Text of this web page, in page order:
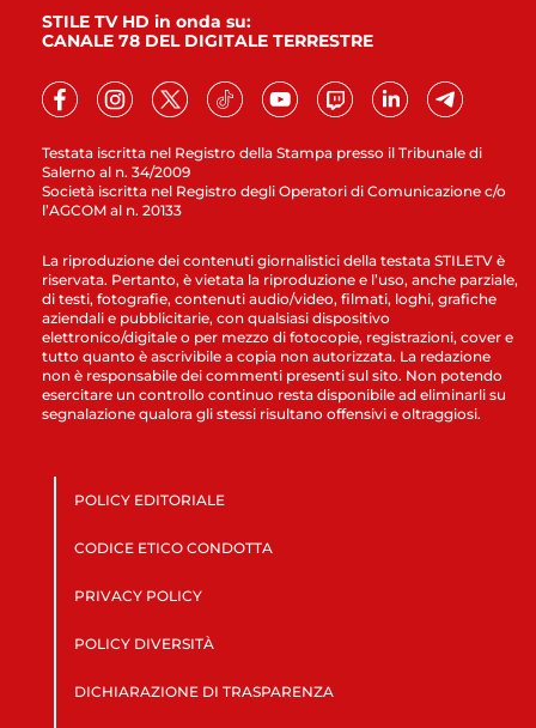
Testata iscritta nel Registro della Stampa presso il Tribunale di
Salerno al n. 34/2009
Società iscritta nel Registro degli Operatori di Comunicazione c/o
l’AGCOM al n. 20133
STILE TV HD in onda su:
CANALE 78 DEL DIGITALE TERRESTRE
La riproduzione dei contenuti giornalistici della testata STILETV è
riservata. Pertanto, è vietata la riproduzione e l’uso, anche parziale,
di testi, fotografie, contenuti audio/video, filmati, loghi, grafiche
aziendali e pubblicitarie, con qualsiasi dispositivo
elettronico/digitale o per mezzo di fotocopie, registrazioni, cover e
tutto quanto è ascrivibile a copia non autorizzata. La redazione
non è responsabile dei commenti presenti sul sito. Non potendo
esercitare un controllo continuo resta disponibile ad eliminarli su
segnalazione qualora gli stessi risultano offensivi e oltraggiosi.
POLICY EDITORIALE
CODICE ETICO CONDOTTA
PRIVACY POLICY
POLICY DIVERSITÀ
DICHIARAZIONE DI TRASPARENZA